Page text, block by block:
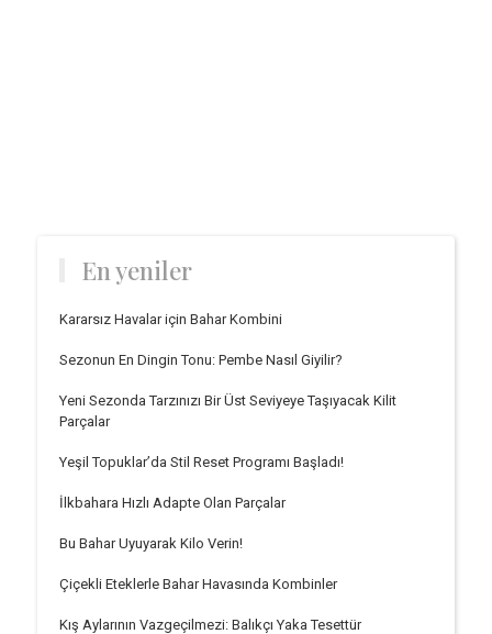
En yeniler
Kararsız Havalar için Bahar Kombini
Sezonun En Dingin Tonu: Pembe Nasıl Giyilir?
Yeni Sezonda Tarzınızı Bir Üst Seviyeye Taşıyacak Kilit
Parçalar
Yeşil Topuklar’da Stil Reset Programı Başladı!
İlkbahara Hızlı Adapte Olan Parçalar
Bu Bahar Uyuyarak Kilo Verin!
Çiçekli Eteklerle Bahar Havasında Kombinler
Kış Aylarının Vazgeçilmezi: Balıkçı Yaka Tesettür